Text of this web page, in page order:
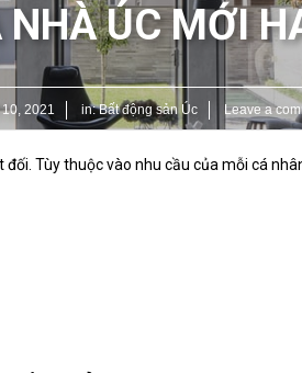
ÚC MỚI
2021 in:Bất động sản Úc Leave a
Tùy thuộc vào nhu cầu của mỗi cá